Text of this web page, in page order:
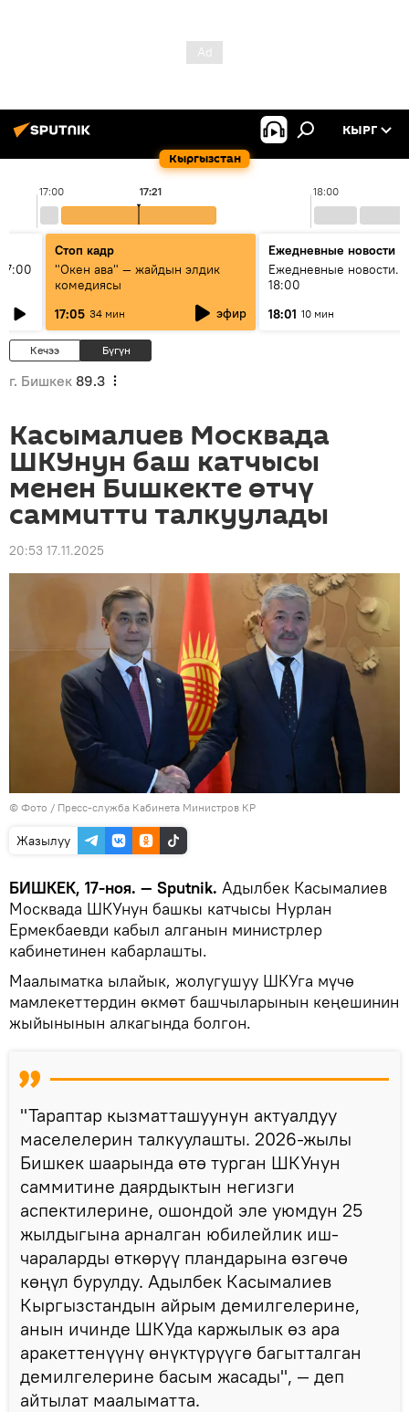
Кыргызстан
КЫРГ
17:00 18:00
17:21
Стоп кадр
"Окен ава" — жайдын элдик
комедиясы
17:05 34 мин эфир
Ежедневные новости
Ежедневные новости.
18:00
18:01 10 мин
Кечээ Бүгүн
г. Бишкек 89.3
Касымалиев Москвада
ШКУнун баш катчысы
менен Бишкекте өтчү
саммитти талкуулады
20:53 17.11.2025
© Фото / Пресс-служба Кабинета Министров КР
Жазылуу
БИШКЕК, 17-ноя. — Sputnik. Адылбек Касымалиев
Москвада ШКУнун башкы катчысы Нурлан
Ермекбаевди кабыл алганын министрлер
кабинетинен кабарлашты.
Маалыматка ылайык, жолугушуу ШКУга мүчө
мамлекеттердин өкмөт башчыларынын кеңешинин
жыйынынын алкагында болгон.
"Тараптар кызматташуунун актуалдуу
маселелерин талкуулашты. 2026-жылы
Бишкек шаарында өтө турган ШКУнун
саммитине даярдыктын негизги
аспектилерине, ошондой эле уюмдун 25
жылдыгына арналган юбилейлик иш-
чараларды өткөрүү пландарына өзгөчө
көңүл бурулду. Адылбек Касымалиев
Кыргызстандын айрым демилгелерине,
анын ичинде ШКУда каржылык өз ара
аракеттенүүнү өнүктүрүүгө багытталган
демилгелерине басым жасады", — деп
айтылат маалыматта.